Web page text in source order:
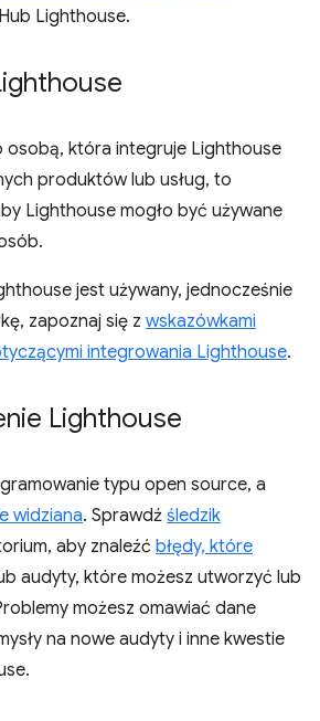
Lighthouse.
osobą, która integruje Lighthouse
produktów lub usług, to
Lighthouse mogło być używane
jest używany, jednocześnie
zapoznaj się z wskazówkami
integrowania Lighthouse.
Lighthouse
typu open source, a
widziana. Sprawdź śledzik
aby znaleźć błędy, które
audyty, które możesz utworzyć lub
możesz omawiać dane
na nowe audyty i inne kwestie